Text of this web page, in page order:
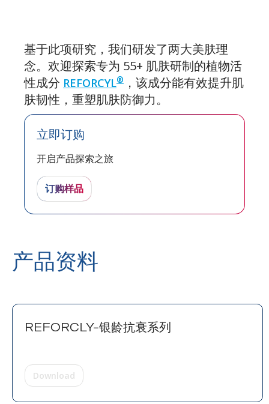
基于此项研究，我们研发了两大美肤理
念。欢迎探索专为 55+ 肌肤研制的植物活
性成分 REFORCYL® ，该成分能有效提升肌
肤韧性，重塑肌肤防御力。
立即订购
开启产品探索之旅
订购样品
产品资料
REFORCLY-银龄抗衰系列
Download